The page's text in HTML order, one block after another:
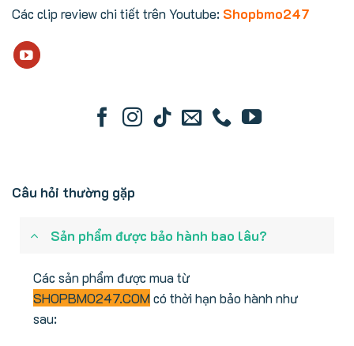
Các clip review chi tiết trên Youtube: Shopbmo247
Câu hỏi thường gặp
Sản phẩm được bảo hành bao lâu?
Các sản phẩm được mua từ
SHOPBMO247.COMcó thời hạn bảo hành như
sau: